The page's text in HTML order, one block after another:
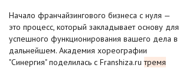
Начало франчайзингового бизнеса с нуля —
это процесс, который закладывает основу для
успешного функционирования вашего дела в
дальнейшем. Академия хореографии
"Синергия" поделилась с Franshiza.ruтремя